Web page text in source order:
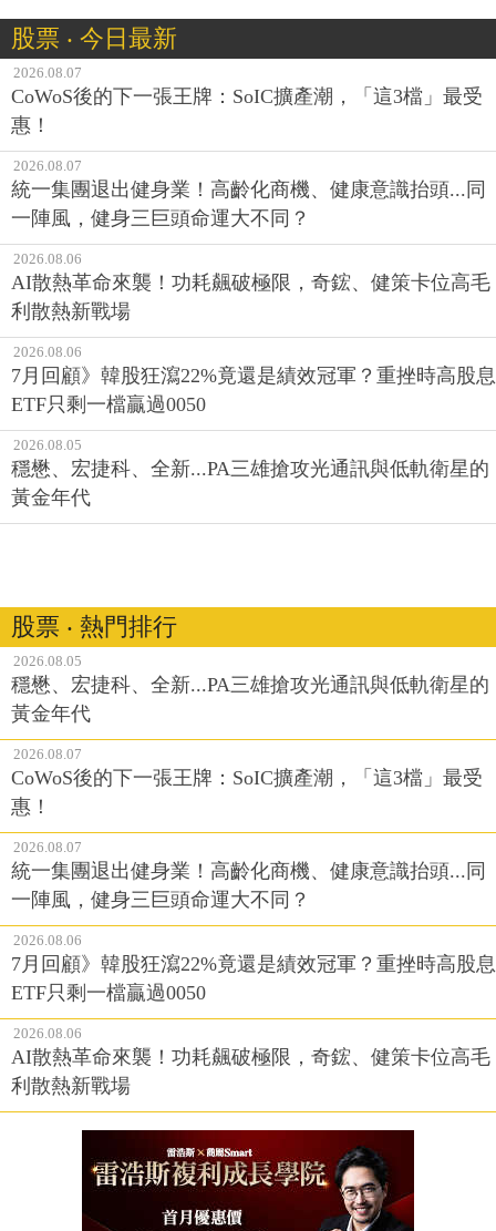
股票 ‧ 今日最新
2026.08.07
CoWoS後的下一張王牌：SoIC擴產潮，「這3檔」最受
惠！
2026.08.07
統一集團退出健身業！高齡化商機、健康意識抬頭...同
一陣風，健身三巨頭命運大不同？
2026.08.06
AI散熱革命來襲！功耗飆破極限，奇鋐、健策卡位高毛
利散熱新戰場
2026.08.06
7月回顧》韓股狂瀉22%竟還是績效冠軍？重挫時高股息
ETF只剩一檔贏過0050
2026.08.05
穩懋、宏捷科、全新...PA三雄搶攻光通訊與低軌衛星的
黃金年代
股票 ‧ 熱門排行
2026.08.05
穩懋、宏捷科、全新...PA三雄搶攻光通訊與低軌衛星的
黃金年代
2026.08.07
CoWoS後的下一張王牌：SoIC擴產潮，「這3檔」最受
惠！
2026.08.07
統一集團退出健身業！高齡化商機、健康意識抬頭...同
一陣風，健身三巨頭命運大不同？
2026.08.06
7月回顧》韓股狂瀉22%竟還是績效冠軍？重挫時高股息
ETF只剩一檔贏過0050
2026.08.06
AI散熱革命來襲！功耗飆破極限，奇鋐、健策卡位高毛
利散熱新戰場